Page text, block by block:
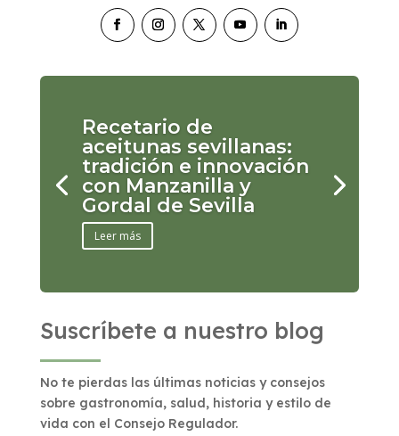
Recetario de
aceitunas sevillanas:
tradición e innovación
con Manzanilla y
Gordal de Sevilla
Leer más
Suscríbete a nuestro blog
No te pierdas las últimas noticias y consejos
sobre gastronomía, salud, historia y estilo de
vida con el Consejo Regulador.